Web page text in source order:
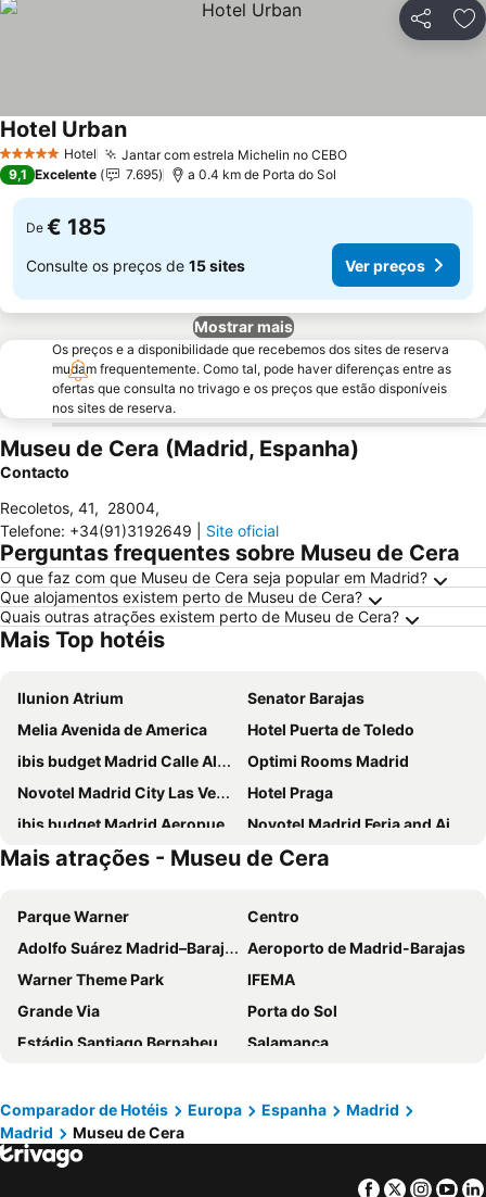
Partilhar
5 Estrelas Hotel Jantar com estrela Michelin no CEBO
Hotel Urban
9,1 Excelente 7.695 a 0.4 km de Porta do Sol
De € 185
Consulte os preços de 15 sites Ver preços
Mostrar mais
Os preços e a disponibilidade que recebemos dos sites de reserva
mudam frequentemente. Como tal, pode haver diferenças entre as
ofertas que consulta no trivago e os preços que estão disponíveis
nos sites de reserva.
Museu de Cera (Madrid, Espanha)
Contacto
Recoletos, 41, 28004,
Telefone: +34(91)3192649 Site oficial
Perguntas frequentes sobre Museu de Cera
O que faz com que Museu de Cera seja popular em Madrid?
Que alojamentos existem perto de Museu de Cera?
Quais outras atrações existem perto de Museu de Cera?
Mais Top hotéis
Ilunion Atrium
Senator Barajas
Melia Avenida de America
Hotel Puerta de Toledo
ibis budget Madrid Calle Alcalá
Optimi Rooms Madrid
Novotel Madrid City Las Ventas
Hotel Praga
ibis budget Madrid Aeropuerto
Novotel Madrid Feria and Airport
Ilunion Suites Madrid
Ibis Styles Madrid City Las Ventas
Travelodge Madrid Metropolitano
INNSiDE by Meliá Madrid Valdebebas
Hotel Europa
Hotel Riu Plaza Espana
Holiday Inn Express Madrid Leganes
Hotel Puerta America
DWO Yuste Alcalá
ibis budget Madrid Vallecas
Exe Convention Plaza Madrid
Hotel Madrid Chamartín Affiliated by Meliá
Hotel Mercader
Hotel Zentral Castellana Norte
Eurostars Arenas de Pinto
Pestana CR7 Gran Vía Madrid
Mais atrações - Museu de Cera
Parque Warner
Centro
Adolfo Suárez Madrid–Barajas Airport
Aeroporto de Madrid-Barajas
Warner Theme Park
IFEMA
Grande Via
Porta do Sol
Estádio Santiago Bernabeu
Salamanca
Estadio Metropolitano Metro Station
Barajas
Metropolitano Metro Station
Estação de Atocha
Comparador de Hotéis Europa Espanha
Madrid
Madrid
Museu de Cera
Facebook
Twitter